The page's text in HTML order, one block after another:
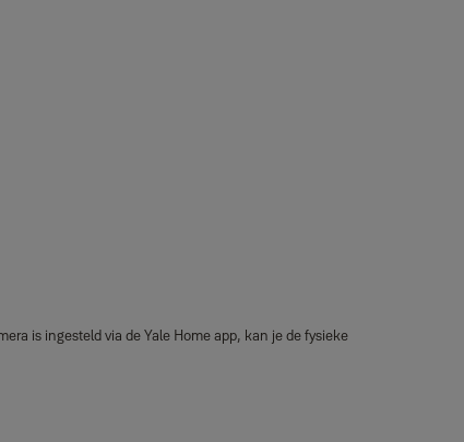
is ingesteld via de Yale Home app, kan je de fysieke